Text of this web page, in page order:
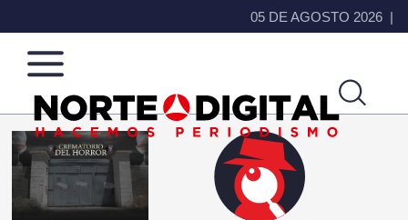
05 DE AGOSTO 2026
Norte
de
Ciudad
Más
que
noticias,